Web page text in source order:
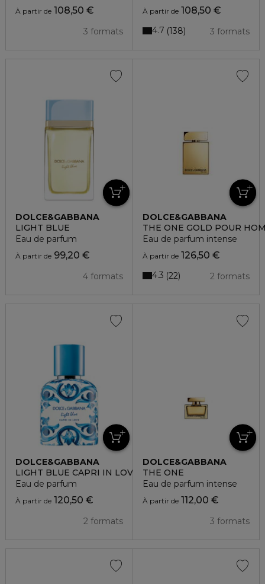
À partir de 108,50 €
3 formats
À partir de108,50 €
3 formats
4.7 138
DOLCE&GABBANA
LIGHT BLUE
Eau de parfum
À partir de 99,20 €
4 formats
DOLCE&GABBANA
THE ONE GOLD POUR
Eau de parfum intense
À partir de126,50 €
2 formats
4.3 22
DOLCE&GABBANA
LIGHT BLUE CAPRI IN LOVE HOMME
Eau de parfum
À partir de 120,50 €
2 formats
DOLCE&GABBANA
THE ONE
Eau de parfum intense
À partir de112,00 €
3 formats